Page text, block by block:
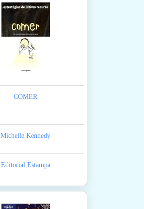
COMER
Michelle Kennedy
Editorial Estampa